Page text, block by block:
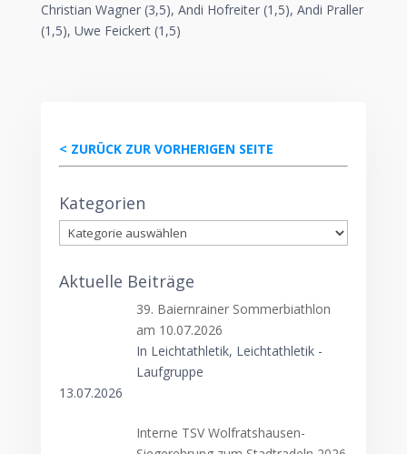
Christian Wagner (3,5), Andi Hofreiter (1,5), Andi Praller
(1,5), Uwe Feickert (1,5)
< ZURÜCK ZUR VORHERIGEN SEITE
Kategorien
Kategorien
Aktuelle Beiträge
39. Baiernrainer Sommerbiathlon
am 10.07.2026
In Leichtathletik, Leichtathletik -
Laufgruppe
13.07.2026
Interne TSV Wolfratshausen-